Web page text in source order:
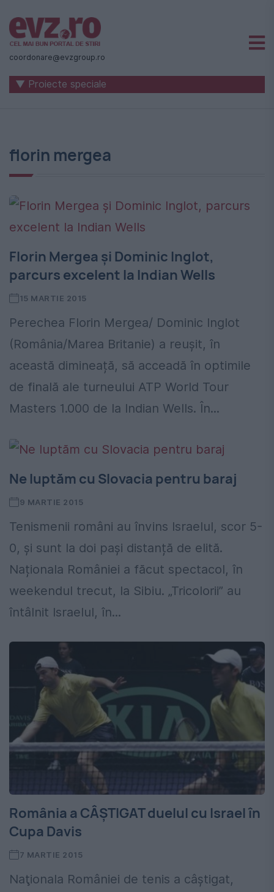
Știri
naționale
internaționale
-
Evenimentul
Zilei
coordonare@evzgroup.ro
▼ Proiecte speciale
florin mergea
Florin Mergea și Dominic Inglot,
parcurs excelent la Indian Wells
15 MARTIE 2015
Perechea Florin Mergea/ Dominic Inglot
(România/Marea Britanie) a reușit, în
această dimineață, să acceadă în optimile
de finală ale turneului ATP World Tour
Masters 1.000 de la Indian Wells. În...
Ne luptăm cu Slovacia pentru baraj
9 MARTIE 2015
Tenismenii români au învins Israelul, scor 5-
0, și sunt la doi pași distanță de elită.
Naționala României a făcut spectacol, în
weekendul trecut, la Sibiu. „Tricolorii” au
întâlnit Israelul, în...
România a CÂŞTIGAT duelul cu Israel în
Cupa Davis
7 MARTIE 2015
Naţionala României de tenis a câştigat,